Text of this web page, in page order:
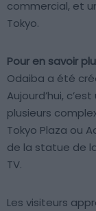
commercial, et
Tokyo.
Pour en savoir
Odaiba a été
Aujourd’hui,
plusieurs
Tokyo Plaza ou
de la statue de
TV.
Les visiteurs